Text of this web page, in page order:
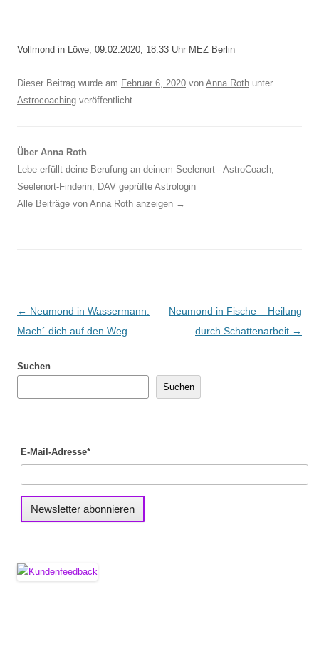
Vollmond in Löwe, 09.02.2020, 18:33 Uhr MEZ Berlin
Dieser Beitrag wurde am Februar 6, 2020 von Anna Roth unter
Astrocoaching veröffentlicht.
Über Anna Roth
Lebe erfüllt deine Berufung an deinem Seelenort - AstroCoach,
Seelenort-Finderin, DAV geprüfte Astrologin
Alle Beiträge von Anna Roth anzeigen →
Beitragsnavigation
← Neumond in Wassermann:
Mach´ dich auf den Weg
Neumond in Fische – Heilung
durch Schattenarbeit →
Suchen
Suchen
E-Mail-Adresse*